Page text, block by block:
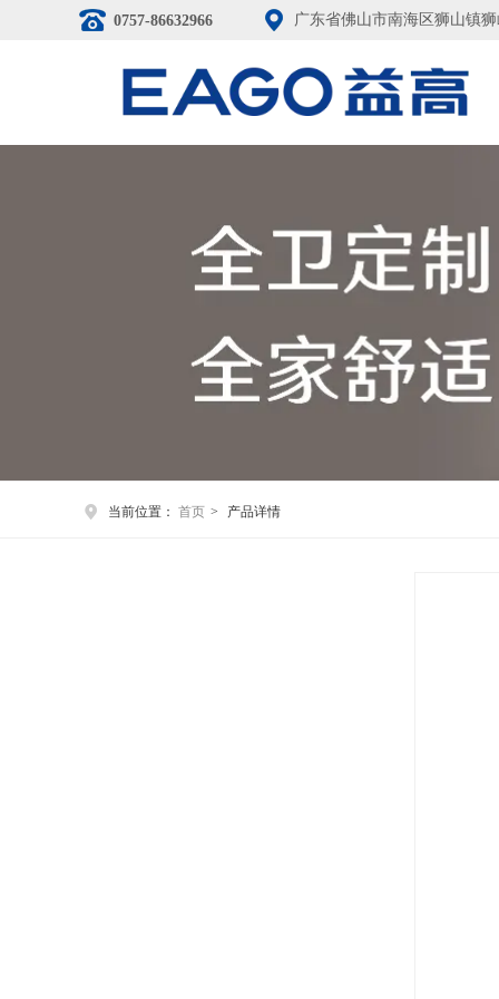
广东省佛山市南海区狮山镇
0757-86632966
当前位置： 首页 > 产品详情